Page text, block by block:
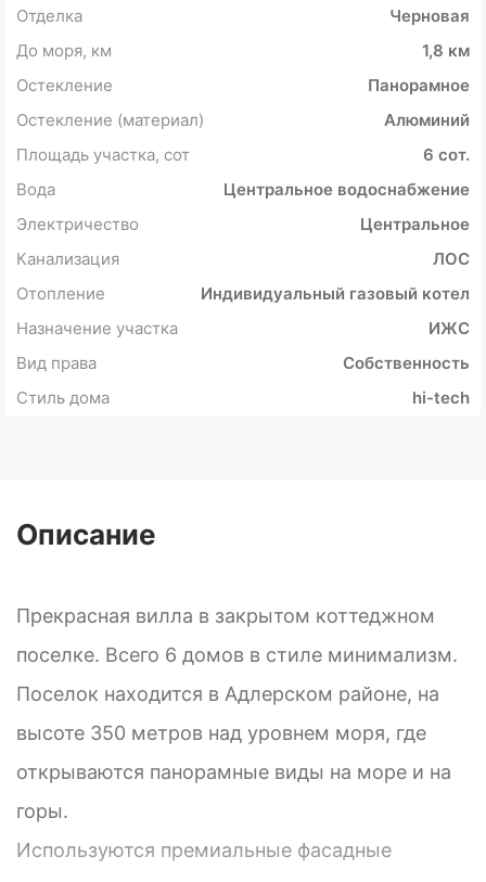
Отделка
Черновая
До моря, км
1,8 км
Остекление
Панорамное
Остекление (материал)
Алюминий
Площадь участка, сот
6 сот.
Вода
Центральное водоснабжение
Электричество
Центральное
Канализация
ЛОС
Отопление
Индивидуальный газовый котел
Назначение участка
ИЖС
Вид права
Собственность
Стиль дома
hi-tech
Описание
Прекрасная вилла в закрытом коттеджном
поселке. Всего 6 домов в стиле минимализм.
Поселок находится в Адлерском районе, на
высоте 350 метров над уровнем моря, где
открываются панорамные виды на море и на
горы.
Используются премиальные фасадные